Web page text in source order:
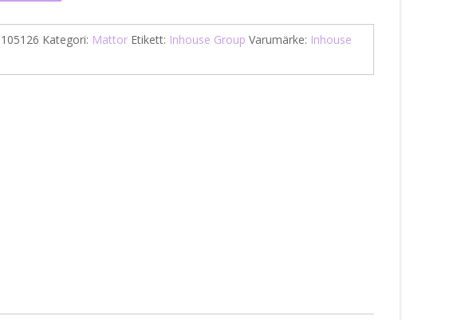
105126 Kategori: Mattor Etikett: Inhouse Group Varumärke: Inhouse